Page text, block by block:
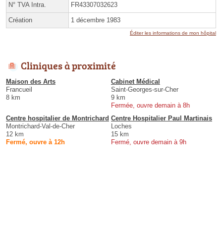
N° TVA Intra. FR43307032623
Création 1 décembre 1983
Éditer les informations de mon hôpital
Cliniques à proximité
Maison des Arts
Francueil
8 km
Cabinet Médical
Saint-Georges-sur-Cher
9 km
Fermée, ouvre demain à 8h
Centre hospitalier de Montrichard
Montrichard-Val-de-Cher
12 km
Fermé, ouvre à 12h
Centre Hospitalier Paul Martinais
Loches
15 km
Fermé, ouvre demain à 9h